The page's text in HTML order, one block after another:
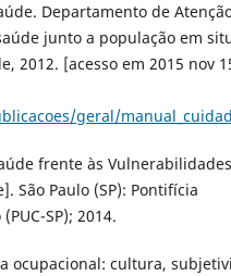
Departamento de
junto a população em
2012. [acesso em 2015 nov
geral/
frente às
São Paulo (SP): Pontifícia
SP); 2014.
ocupacional: cultura,